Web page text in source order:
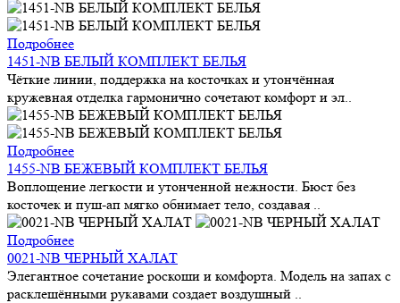
Подробнее
1451-NB БЕЛЫЙ КОМПЛЕКТ БЕЛЬЯ
Чёткие линии, поддержка на косточках и утончённая
кружевная отделка гармонично сочетают комфорт и эл..
Подробнее
1455-NB БЕЖЕВЫЙ КОМПЛЕКТ БЕЛЬЯ
Воплощение легкости и утонченной нежности. Бюст без
косточек и пуш-ап мягко обнимает тело, создавая ..
Подробнее
0021-NB ЧЕРНЫЙ ХАЛАТ
Элегантное сочетание роскоши и комфорта. Модель на запах с
расклешёнными рукавами создает воздушный ..